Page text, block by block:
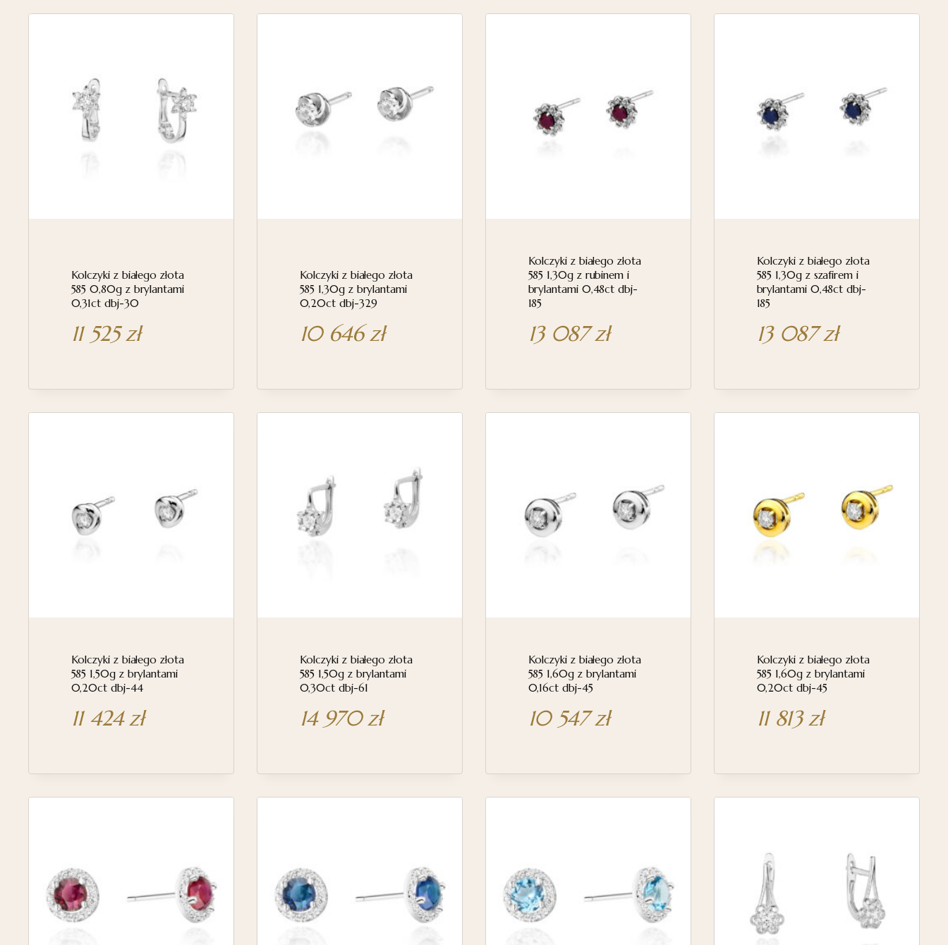
Kolczyki z białego złota
585 0,80g z brylantami
0,31ct dbj-30
11 525zł
Kolczyki z białego złota
585 1,30g z brylantami
0,20ct dbj-329
10 646zł
Kolczyki z białego złota
585 1,30g z rubinem i
brylantami 0,48ct dbj-
185
13 087zł
Kolczyki z białego złota
585 1,30g z szafirem i
brylantami 0,48ct dbj-
185
13 087zł
Kolczyki z białego złota
585 1,50g z brylantami
0,20ct dbj-44
11 424zł
Kolczyki z białego złota
585 1,50g z brylantami
0,30ct dbj-61
14 970zł
Kolczyki z białego złota
585 1,60g z brylantami
0,16ct dbj-45
10 547zł
Kolczyki z białego złota
585 1,60g z brylantami
0,20ct dbj-45
11 813zł